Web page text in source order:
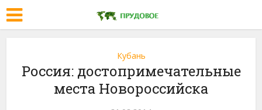
Кубань
Россия: достопримечательные
места Новороссийска